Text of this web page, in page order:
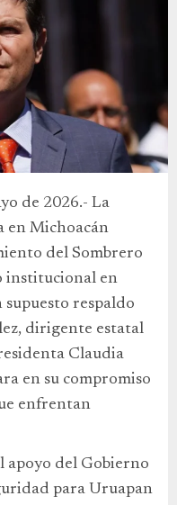
de 2026.- La
en Michoacán
del Sombrero
institucional en
respaldo
dirigente estatal
Claudia
en su compromiso
enfrentan
apoyo del Gobierno
para Uruapan